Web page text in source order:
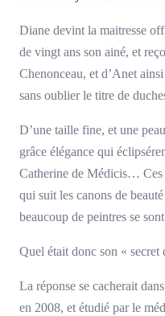
Diane devint la maitresse
de vingt ans son ainé, et
Chenonceau, et d’Anet
sans oublier le titre de
D’une taille fine, et une
grâce élégance qui
Catherine de Médicis… Ces
qui suit les canons de
beaucoup de peintres se
Quel était donc son « secret
La réponse se cacherait
en 2008, et étudié par le